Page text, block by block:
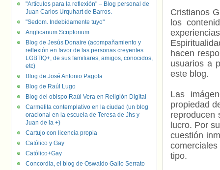
Cristianos
los
hacen
usuarios a
este blog.
Las
propiedad
reproducen
lucro. Por
cuestión
tipo.
"Artículos para la reflexión" – Blog personal de
Juan Carlos Urquhart de Barros.
"Sedom. Indebidamente tuyo"
Anglicanum Scriptorium
Blog de Jesús Donaire (acompañamiento y
reflexión en favor de las personas creyentes
LGBTIQ+, de sus familiares, amigos, conocidos,
etc)
Blog de José Antonio Pagola
Blog de Raúl Lugo
Blog del obispo Raúl Vera en Religión Digital
Carmelita contemplativo en la ciudad (un blog
oracional en la escuela de Teresa de Jhs y
Juan de la +)
Cartujo con licencia propia
Católico y Gay
Católico+Gay
Concordia, el blog de Oswaldo Gallo Serrato